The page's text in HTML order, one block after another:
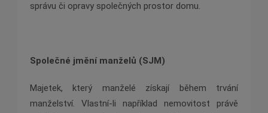
správu či opravy společných prostor domu.
Společné jmění manželů (SJM)
Majetek, který manželé získají během trvání
manželství. Vlastní-li například nemovitost právě